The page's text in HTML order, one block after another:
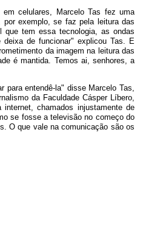
celulares, Marcelo Tas fez uma
exemplo, se faz pela leitura das
que tem essa tecnologia, as ondas
de funcionar" explicou Tas. E
da imagem na leitura das
é mantida. Temos ai, senhores, a
entendê-la" disse Marcelo Tas,
da Faculdade Cásper Líbero,
chamados injustamente de
se fosse a televisão no começo do
O que vale na comunicação são os